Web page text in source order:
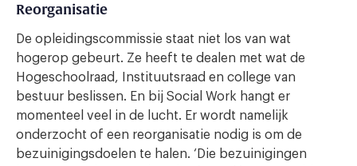
Reorganisatie
De opleidingscommissie staat niet los van wat
hogerop gebeurt. Ze heeft te dealen met wat de
Hogeschoolraad, Instituutsraad en college van
bestuur beslissen. En bij Social Work hangt er
momenteel veel in de lucht. Er wordt namelijk
onderzocht of een reorganisatie nodig is om de
bezuinigingsdoelen te halen. ‘Die bezuinigingen